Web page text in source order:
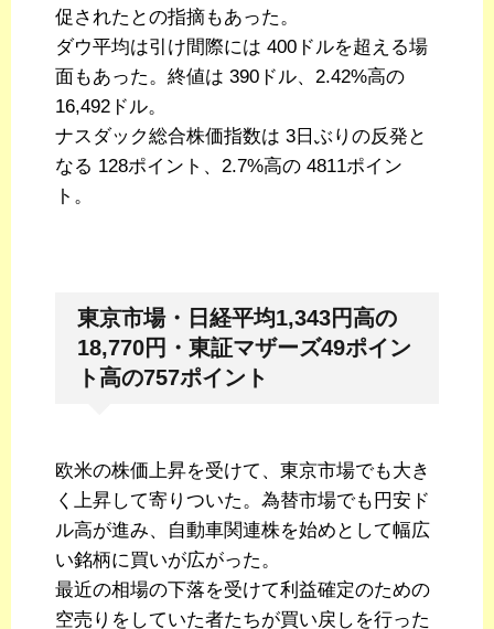
促されたとの指摘もあった。
ダウ平均は引け間際には 400ドルを超える場
面もあった。終値は 390ドル、2.42%高の
16,492ドル。
ナスダック総合株価指数は 3日ぶりの反発と
なる 128ポイント、2.7%高の 4811ポイン
ト。
東京市場・日経平均1,343円高の
18,770円・東証マザーズ49ポイン
ト高の757ポイント
欧米の株価上昇を受けて、東京市場でも大き
く上昇して寄りついた。為替市場でも円安ド
ル高が進み、自動車関連株を始めとして幅広
い銘柄に買いが広がった。
最近の相場の下落を受けて利益確定のための
空売りをしていた者たちが買い戻しを行った